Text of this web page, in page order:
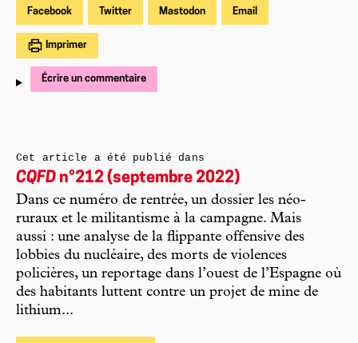
Facebook Twitter Mastodon Email
Imprimer
Écrire un commentaire
Cet article a été publié dans
CQFD n°212 (septembre 2022)
Dans ce numéro de rentrée, un dossier les néo-
ruraux et le militantisme à la campagne. Mais
aussi : une analyse de la flippante offensive des
lobbies du nucléaire, des morts de violences
policières, un reportage dans l’ouest de l’Espagne où
des habitants luttent contre un projet de mine de
lithium...